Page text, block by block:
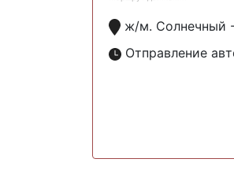
ж/м. Солнечный
Отправление